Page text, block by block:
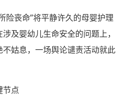
险丧命”将平静许久的母婴护理
及婴幼儿生命安全的问题上，
姑息，一场舆论谴责活动就此
节点